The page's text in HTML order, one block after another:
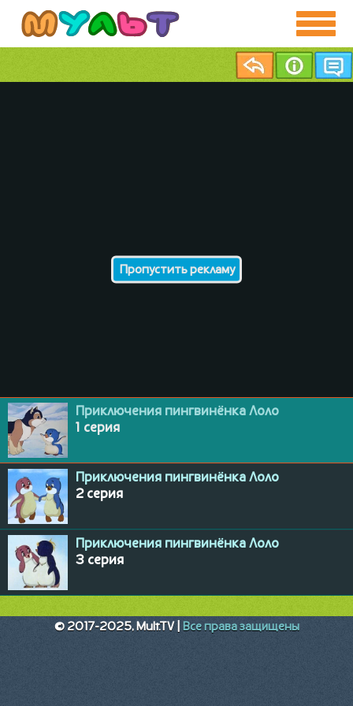
Пропустить рекламу
Приключения пингвинёнка Лоло
1 серия
Приключения пингвинёнка Лоло
2 серия
Приключения пингвинёнка Лоло
3 серия
© 2017-2025, Mult.TV | Все права защищены